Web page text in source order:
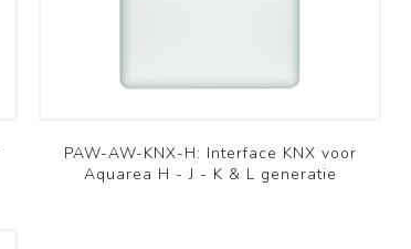
PAW-AW-KNX-H: Interface KNX voor
Aquarea H - J - K & L generatie